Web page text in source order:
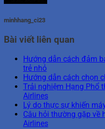
minhhang_ci23
Bài viết liên quan
Hướng dẫn cách đảm
trẻ nhỏ
Hướng dẫn cách chọn
Trải nghiệm Hạng Phổ
Airlines
Lý do thực sự khiến
Câu hỏi thường gặp về
Airlines